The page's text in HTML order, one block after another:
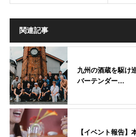
関連記事
九州の酒蔵を駆け
バーテンダー…
【イベント報告】